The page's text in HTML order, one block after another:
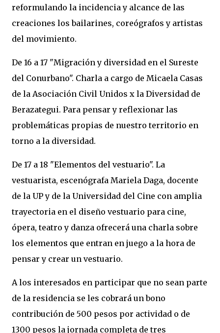
reformulando la incidencia y alcance de las
creaciones los bailarines, coreógrafos y artistas
del movimiento.
De 16 a 17 "Migración y diversidad en el Sureste
del Conurbano". Charla a cargo de Micaela Casas
de la Asociación Civil Unidos x la Diversidad de
Berazategui. Para pensar y reflexionar las
problemáticas propias de nuestro territorio en
torno a la diversidad.
De 17 a 18 "Elementos del vestuario". La
vestuarista, escenógrafa Mariela Daga, docente
de la UP y de la Universidad del Cine con amplia
trayectoria en el diseño vestuario para cine,
ópera, teatro y danza ofrecerá una charla sobre
los elementos que entran en juego a la hora de
pensar y crear un vestuario.
A los interesados en participar que no sean parte
de la residencia se les cobrará un bono
contribución de 500 pesos por actividad o de
1300 pesos la jornada completa de tres